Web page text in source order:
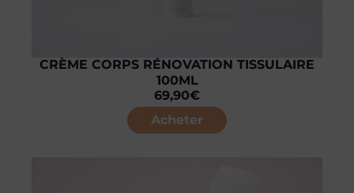
CRÈME CORPS RÉNOVATION TISSULAIRE
100ML
69,90€
Acheter